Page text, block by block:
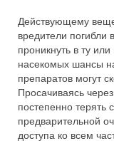
Действующему
вредители
проникнуть в ту
насекомых шансы
препаратов могут
Просачиваясь
постепенно терять
предварительной
доступа ко всем